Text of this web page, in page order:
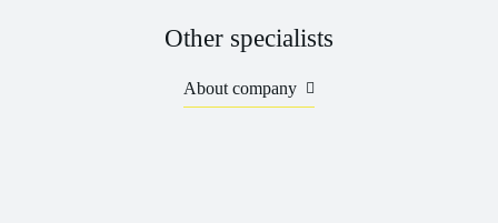
Other specialists
About company